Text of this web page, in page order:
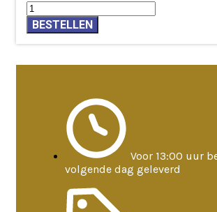
Edelsteenwaterstaaf
mini
Espresso
aantal
BESTELLEN
Voor 13:00 uur
volgende dag geleverd